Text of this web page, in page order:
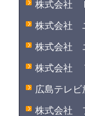
株式会社
株式会社
株式会社
株式会社
広島テレ
株式会社